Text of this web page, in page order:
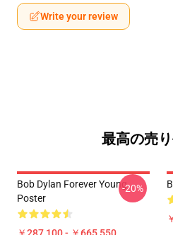
Write your review
最高の売
Bob Dylan Forever Young
Poster
-20%